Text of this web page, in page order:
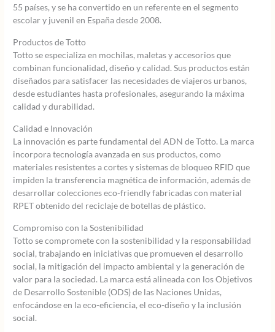
55 países, y se ha convertido en un referente en el segmento
escolar y juvenil en España desde 2008.
Productos de Totto
Totto se especializa en mochilas, maletas y accesorios que
combinan funcionalidad, diseño y calidad. Sus productos están
diseñados para satisfacer las necesidades de viajeros urbanos,
desde estudiantes hasta profesionales, asegurando la máxima
calidad y durabilidad.
Calidad e Innovación
La innovación es parte fundamental del ADN de Totto. La marca
incorpora tecnología avanzada en sus productos, como
materiales resistentes a cortes y sistemas de bloqueo RFID que
impiden la transferencia magnética de información, además de
desarrollar colecciones eco-friendly fabricadas con material
RPET obtenido del reciclaje de botellas de plástico.
Compromiso con la Sostenibilidad
Totto se compromete con la sostenibilidad y la responsabilidad
social, trabajando en iniciativas que promueven el desarrollo
social, la mitigación del impacto ambiental y la generación de
valor para la sociedad. La marca está alineada con los Objetivos
de Desarrollo Sostenible (ODS) de las Naciones Unidas,
enfocándose en la eco-eficiencia, el eco-diseño y la inclusión
social.